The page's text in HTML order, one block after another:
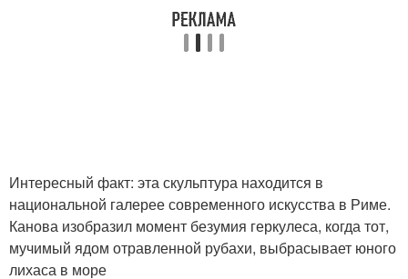
Интересный факт: эта скульптура находится в
национальной галерее современного искусства в Риме.
Канова изобразил момент безумия геркулеса, когда тот,
мучимый ядом отравленной рубахи, выбрасывает юного
лихаса в море